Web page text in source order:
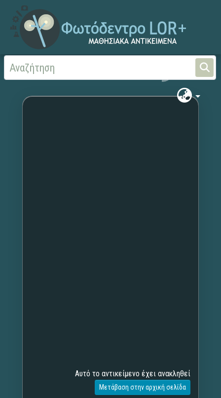
Αρχική Χωρίς τίτλο
Αυτό το αντικείμενο έχει ανακληθεί
Μετάβαση στην αρχική σελίδα